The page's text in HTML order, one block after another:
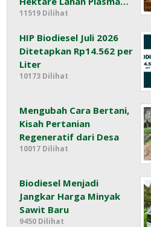
11519 Dilihat
HIP Biodiesel Juli 2026
Ditetapkan Rp14.562 per
Liter
10173 Dilihat
Mengubah Cara Bertani,
Kisah Pertanian
Regeneratif dari Desa
10017 Dilihat
Biodiesel Menjadi
Jangkar Harga Minyak
Sawit Baru
9450 Dilihat